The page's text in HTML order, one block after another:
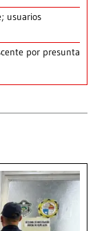
usuarios
por presunta